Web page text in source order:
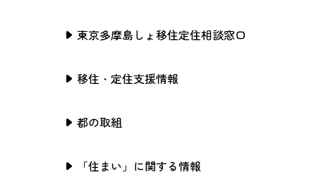
東京多摩島しょ移住定住相談窓口
移住・定住支援情報
都の取組
「住まい」に関する情報